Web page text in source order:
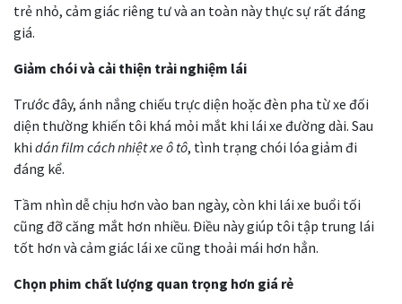
trẻ nhỏ, cảm giác riêng tư và an toàn này thực sự rất đáng
giá.
Giảm chói và cải thiện trải nghiệm lái
Trước đây, ánh nắng chiếu trực diện hoặc đèn pha từ xe đối
diện thường khiến tôi khá mỏi mắt khi lái xe đường dài. Sau
khi dán film cách nhiệt xe ô tô, tình trạng chói lóa giảm đi
đáng kể.
Tầm nhìn dễ chịu hơn vào ban ngày, còn khi lái xe buổi tối
cũng đỡ căng mắt hơn nhiều. Điều này giúp tôi tập trung lái
tốt hơn và cảm giác lái xe cũng thoải mái hơn hẳn.
Chọn phim chất lượng quan trọng hơn giá rẻ